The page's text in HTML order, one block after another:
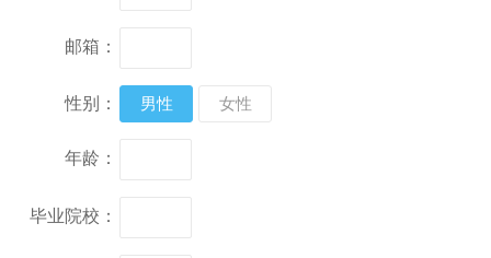
邮箱：
性别： 男性 女性
年龄：
毕业院校：